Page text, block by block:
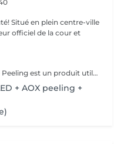
ville
officiel de la cour et
Envie de changer la peau? 2B Bio Peeling est un produit utilisé en micro-dermabrasion manuelle (sans utilisation d'appareillages). Cette méthode d'abrasion de la surface de l'épiderme vise à éliminer les cellules mortes qui forment la couche cornée. Contrairement à d'autres traitements-peelings qui ne travaillent qu'en surface, 2B Bio Peeling déclenche le processus d'exfoliation de l'intérieur. Votre peau est purifiée en profondeur, le métabolisme cellulaire est réactivé, les pores dilatés sont resserrés et la pigmentation est réduite. Un résultat éblouissant qui vous illumine immédiatement.
+ AOX peeling +